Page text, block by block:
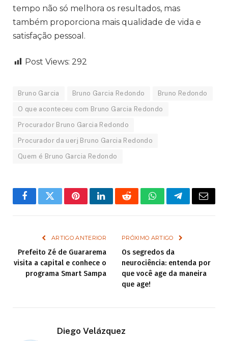
tempo não só melhora os resultados, mas
também proporciona mais qualidade de vida e
satisfação pessoal.
Post Views: 292
Bruno Garcia Bruno Garcia Redondo Bruno Redondo
O que aconteceu com Bruno Garcia Redondo
Procurador Bruno Garcia Redondo
Procurador da uerj Bruno Garcia Redondo
Quem é Bruno Garcia Redondo
FacebookTwitterPinterestLinkedInRedditWhatsAppTelegramEmail
ARTIGO ANTERIOR
Prefeito Zé de Guararema
visita a capital e conhece o
programa Smart Sampa
PRÓXIMO ARTIGO
Os segredos da
neurociência: entenda por
que você age da maneira
que age!
Diego Velázquez